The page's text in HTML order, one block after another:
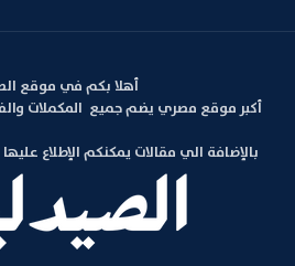
أهلا بكم في موقع
أكبر موقع مصري يضم جميع المكملات
بالإضافة الي مقالات يمكنكم الإطلاع